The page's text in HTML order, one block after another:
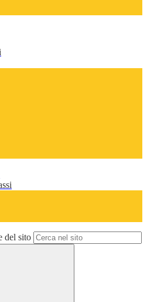
del sito